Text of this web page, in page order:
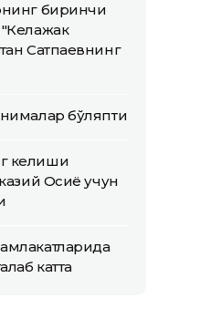
биринчи
Сатпаевнинг
бўляпти
келиши
Осиё учун
катта